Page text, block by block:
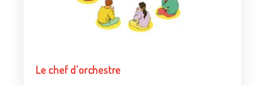
Le chef d'orchestre